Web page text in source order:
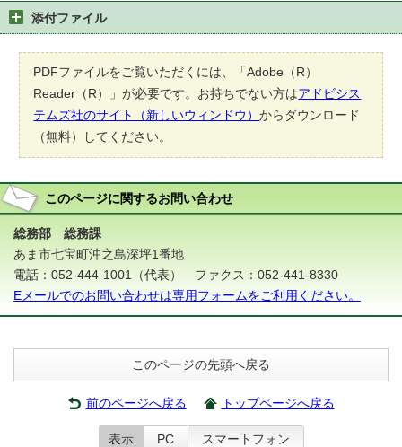
添付ファイル
PDFファイルをご覧いただくには、「Adobe（R）
Reader（R）」が必要です。お持ちでない方はアドビシス
テムズ社のサイト（新しいウィンドウ）からダウンロード
（無料）してください。
このページに関するお問い合わせ
総務部 総務課
あま市七宝町沖之島深坪1番地
電話：052-444-1001（代表） ファクス：052-441-8330
Eメールでのお問い合わせは専用フォームをご利用ください。
このページの先頭へ戻る
前のページへ戻る トップページへ戻る
表示 PC スマートフォン